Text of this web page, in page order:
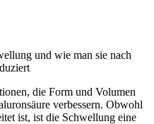
und wie man sie nach
die Form und Volumen
verbessern. Obwohl
ist, ist die Schwellung eine